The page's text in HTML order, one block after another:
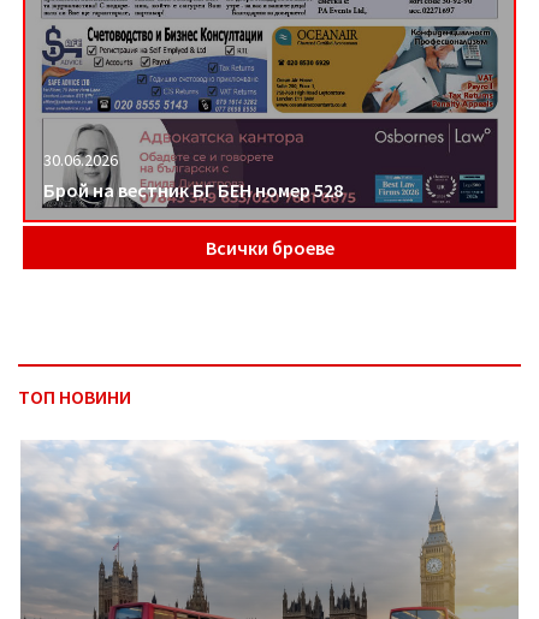
30.06.2026
Брой на вестник БГ БЕН номер 528
Всички броеве
ТОП НОВИНИ